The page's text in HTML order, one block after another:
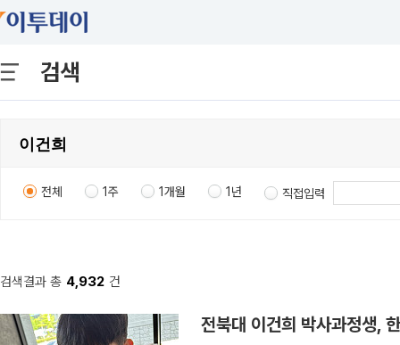
검색
전체 1주 1개월 1년 직접입력
검색결과 총 4,932 건
전북대 이건희 박사과정생,